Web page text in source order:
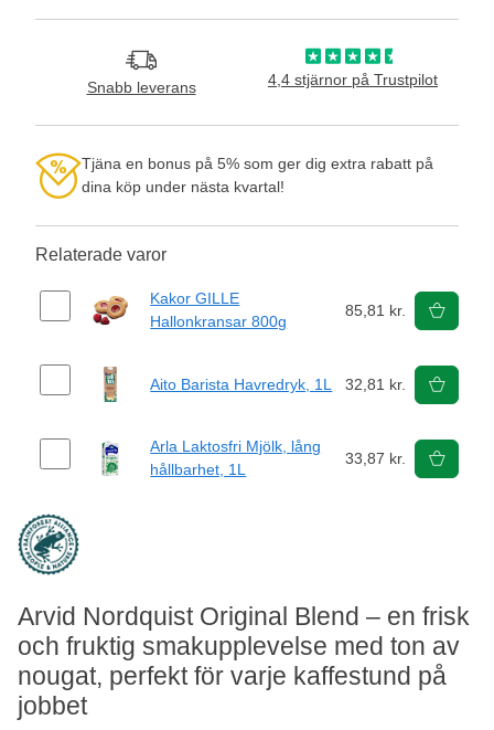
Arvid Nordquist Original Blend – en frisk
och fruktig smakupplevelse med ton av
nougat, perfekt för varje kaffestund på
jobbet
Snabb leverans 4,4 stjärnor på Trustpilot
Tjäna en bonus på 5% som ger dig extra rabatt på
dina köp under nästa kvartal!
Relaterade varor
Kakor GILLE
Hallonkransar 800g
85,81 kr.
Aito Barista Havredryk, 1L 32,81 kr.
Arla Laktosfri Mjölk, lång
hållbarhet, 1L
33,87 kr.